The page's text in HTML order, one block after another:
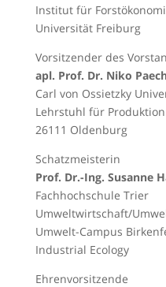
Institut für
Universität Freiburg
Vorsitzender des
apl. Prof. Dr. Niko
Carl von Ossietzky
Lehrstuhl für
26111 Oldenburg
Schatzmeisterin
Prof. Dr.-Ing. Susanne
Fachhochschule Trier
Umweltwirtschaft/
Umwelt-Campus
Industrial Ecology
Ehrenvorsitzende